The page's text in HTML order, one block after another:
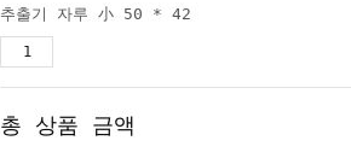
추출기 자루 小 50 * 42
총 상품 금액